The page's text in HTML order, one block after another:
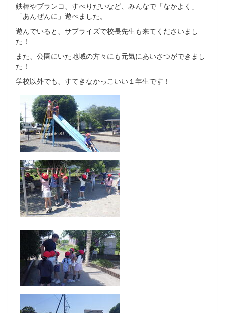
鉄棒やブランコ、すべりだいなど、みんなで「なかよく」
「あんぜんに」遊べました。
遊んでいると、サプライズで校長先生も来てくださいまし
た！
また、公園にいた地域の方々にも元気にあいさつができまし
た！
学校以外でも、すてきなかっこいい１年生です！